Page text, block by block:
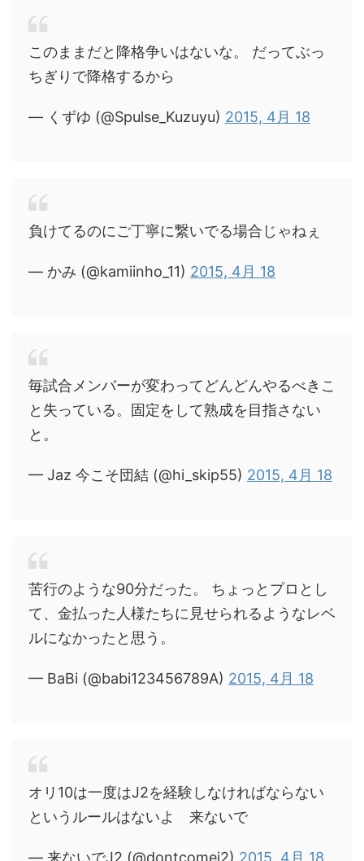
このままだと降格争いはないな。 だってぶっ
ちぎりで降格するから
— くずゆ (@Spulse_Kuzuyu) 2015, 4月 18
負けてるのにご丁寧に繋いでる場合じゃねぇ
— かみ (@kamiinho_11) 2015, 4月 18
毎試合メンバーが変わってどんどんやるべきこ
と失っている。固定をして熟成を目指さない
と。
— Jaz 今こそ団結 (@hi_skip55) 2015, 4月 18
苦行のような90分だった。 ちょっとプロとし
て、金払った人様たちに見せられるようなレベ
ルになかったと思う。
— BaBi (@babi123456789A) 2015, 4月 18
オリ10は一度はJ2を経験しなければならない
というルールはないよ 来ないで
— 来ないでJ2 (@dontcomej2) 2015, 4月 18